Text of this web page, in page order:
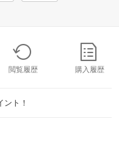
閲覧履歴 購入履歴
ト！